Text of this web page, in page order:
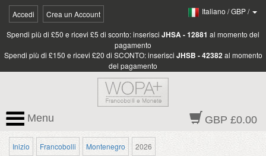
Accedi Crea un Account Italiano /GBP/
Spendi più di £50 e ricevi £5 di sconto: inserisci JHSA - 12881 al momento del
pagamento
Spendi più di £150 e ricevi £20 di SCONTO: inserisci JHSB - 42382 al momento
del pagamento
GBP £0.00
Menu
Inizio Francobolli Montenegro 2026